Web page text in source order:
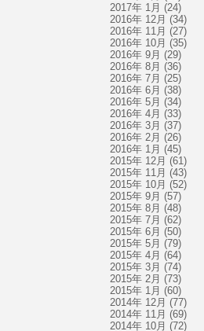
2017年 1月 (24)
2016年 12月 (34)
2016年 11月 (27)
2016年 10月 (35)
2016年 9月 (29)
2016年 8月 (36)
2016年 7月 (25)
2016年 6月 (38)
2016年 5月 (34)
2016年 4月 (33)
2016年 3月 (37)
2016年 2月 (26)
2016年 1月 (45)
2015年 12月 (61)
2015年 11月 (43)
2015年 10月 (52)
2015年 9月 (57)
2015年 8月 (48)
2015年 7月 (62)
2015年 6月 (50)
2015年 5月 (79)
2015年 4月 (64)
2015年 3月 (74)
2015年 2月 (73)
2015年 1月 (60)
2014年 12月 (77)
2014年 11月 (69)
2014年 10月 (72)